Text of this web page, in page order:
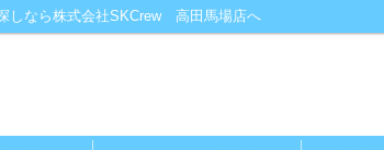
しなら株式会社SKCrew 高田馬場店へ